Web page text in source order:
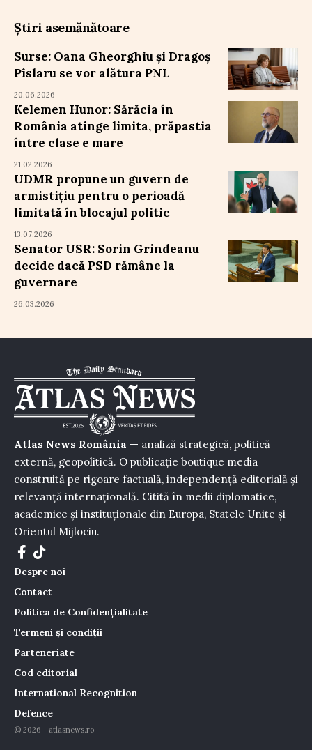
Știri asemănătoare
Surse: Oana Gheorghiu și Dragoș
Pîslaru se vor alătura PNL
20.06.2026
Kelemen Hunor: Sărăcia în
România atinge limita, prăpastia
între clase e mare
21.02.2026
UDMR propune un guvern de
armistițiu pentru o perioadă
limitată în blocajul politic
13.07.2026
Senator USR: Sorin Grindeanu
decide dacă PSD rămâne la
guvernare
26.03.2026
Atlas News România — analiză strategică, politică
externă, geopolitică. O publicație boutique media
construită pe rigoare factuală, independență editorială și
relevanță internațională. Citită în medii diplomatice,
academice și instituționale din Europa, Statele Unite și
Orientul Mijlociu.
Despre noi
Contact
Politica de Confidențialitate
Termeni și condiții
Parteneriate
Cod editorial
International Recognition
Defence
© 2026 - atlasnews.ro